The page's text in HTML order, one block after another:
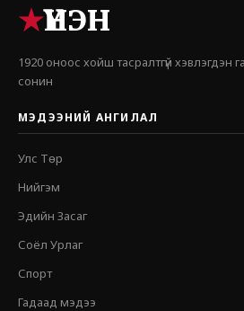
★ҮНЭН
1920 оноос хойш тасралтгүй хэвлэгдэн
сонин
МЭДЭЭНИЙ АНГИЛАЛ
Улс Төр
Нийгэм
Эдийн Засаг
Соёл Урлаг
Спорт
Гадаад мэдээ